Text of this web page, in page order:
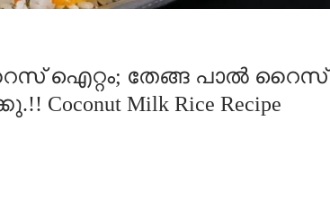
ഐറ്റം; തേങ്ങ പാൽ റൈസ്
Milk Rice Recipe